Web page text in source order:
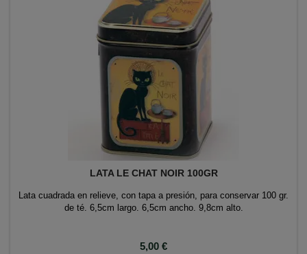
LATA LE CHAT NOIR 100GR
Lata cuadrada en relieve, con tapa a presión, para conservar 100 gr.
de té. 6,5cm largo. 6,5cm ancho. 9,8cm alto.
Precio
5,00 €